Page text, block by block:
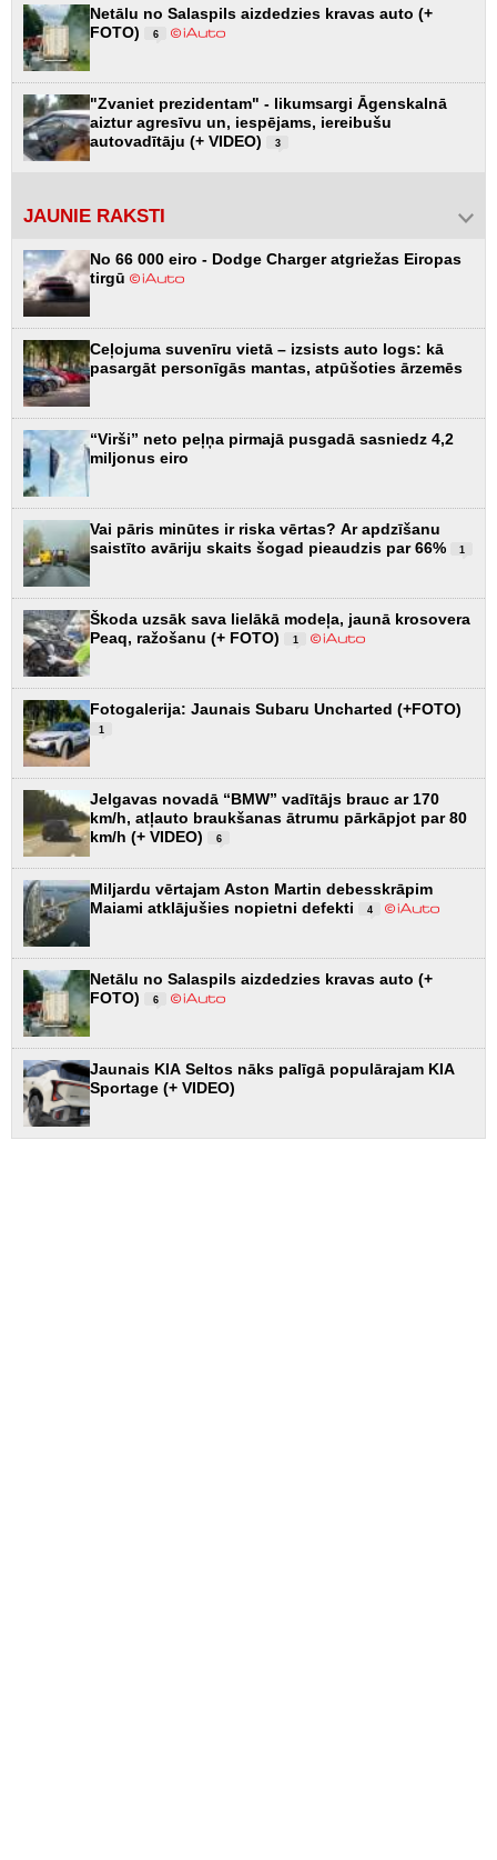
Netālu no Salaspils aizdedzies kravas auto (+
FOTO)
6
"Zvaniet prezidentam" - likumsargi Āgenskalnā
aiztur agresīvu un, iespējams, iereibušu
autovadītāju (+ VIDEO)
3
JAUNIE RAKSTI
No 66 000 eiro - Dodge Charger atgriežas Eiropas
tirgū
Ceļojuma suvenīru vietā – izsists auto logs: kā
pasargāt personīgās mantas, atpūšoties ārzemēs
“Virši” neto peļņa pirmajā pusgadā sasniedz 4,2
miljonus eiro
Vai pāris minūtes ir riska vērtas? Ar apdzīšanu
saistīto avāriju skaits šogad pieaudzis par 66%
1
Škoda uzsāk sava lielākā modeļa, jaunā krosovera
Peaq, ražošanu (+ FOTO)
1
Fotogalerija: Jaunais Subaru Uncharted (+FOTO)
1
Jelgavas novadā “BMW” vadītājs brauc ar 170
km/h, atļauto braukšanas ātrumu pārkāpjot par 80
km/h (+ VIDEO)
6
Miljardu vērtajam Aston Martin debesskrāpim
Maiami atklājušies nopietni defekti
4
Netālu no Salaspils aizdedzies kravas auto (+
FOTO)
6
Jaunais KIA Seltos nāks palīgā populārajam KIA
Sportage (+ VIDEO)